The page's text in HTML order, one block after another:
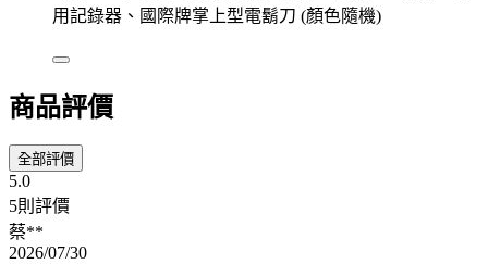
用記錄器、國際牌掌上型電鬍刀 (顏色隨機)
商品評價
全部評價
5.0
5則評價
蔡**
2026/07/30